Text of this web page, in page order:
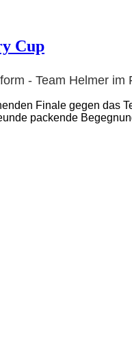
Cup
- Team Helmer im
Finale gegen das
packende